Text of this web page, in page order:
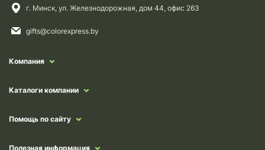
г. Минск, ул. Железнодорожная, дом 44, офис 263
gifts@colorexpress.by
Компания
Каталоги компании
Помощь по сайту
Полезная информация